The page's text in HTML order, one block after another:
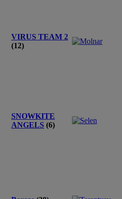
VIRUS TEAM 2
(12)
SNOWKITE
ANGELS (6)